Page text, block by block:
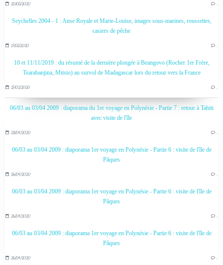
20/05/2020 …
Seychelles 2004 - 1 : Anse Royale et Marie-Louise, images sous-marines, roussettes,
casiers de pêche
17/05/2020 …
10 et 11/11/2019 : du résumé de la dernière plongée à Beangovo (Rocher 1er Frère,
Tsarabanjina, Mitsio) au survol de Madagascar lors du retour vers la France
27/02/2020 …
06/03 au 03/04 2009 : diaporama du 1er voyage en Polynésie - Partie 7 : retour à Tahiti
avec visite de l'île
28/04/2020 …
06/03 au 03/04 2009 : diaporama 1er voyage en Polynésie - Partie 6 : visite de l'île de
Pâques
26/04/2020 …
06/03 au 03/04 2009 : diaporama 1er voyage en Polynésie - Partie 6 : visite de l'île de
Pâques
26/04/2020 …
06/03 au 03/04 2009 : diaporama 1er voyage en Polynésie - Partie 6 : visite de l'île de
Pâques
26/04/2020 …